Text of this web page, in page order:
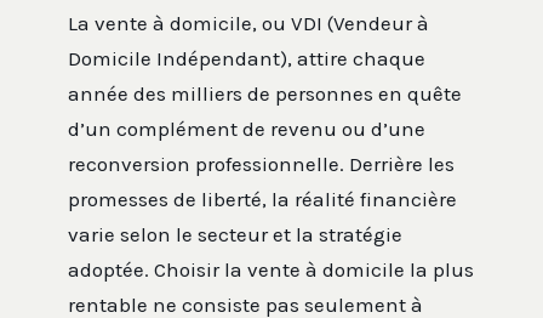
La vente à domicile, ou VDI (Vendeur à
Domicile Indépendant), attire chaque
année des milliers de personnes en quête
d’un complément de revenu ou d’une
reconversion professionnelle. Derrière les
promesses de liberté, la réalité financière
varie selon le secteur et la stratégie
adoptée. Choisir la vente à domicile la plus
rentable ne consiste pas seulement à